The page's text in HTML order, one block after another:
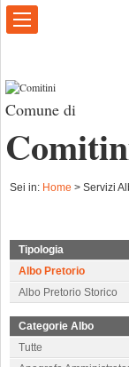
Comune di
Sei in: Home > Servizi
Tipologia
Albo Pretorio
Albo Pretorio Storico
Categorie Albo
Tutte